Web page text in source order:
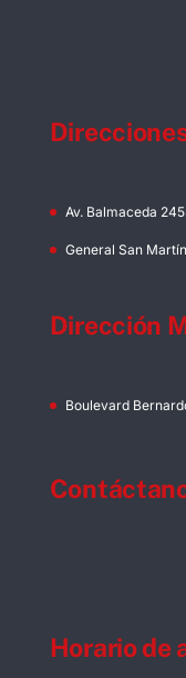
Av. Balmaceda
General San
Dirección
Boulevard
Horario de